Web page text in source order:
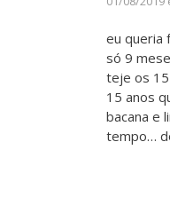
eu queria
só 9
teje os
15 anos
bacana e
tempo…